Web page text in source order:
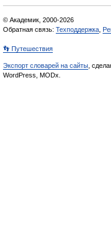
© Академик, 2000-2026
Обратная связь: Техподдержка
👣 Путешествия
Экспорт словарей на сайты ,
WordPress, MODx.